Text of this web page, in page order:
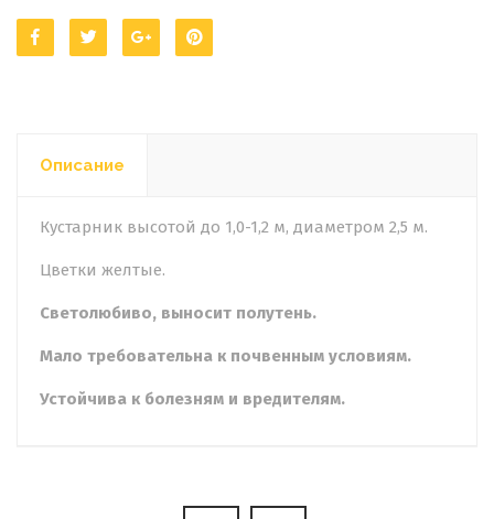
Описание
Кустарник высотой до 1,0-1,2 м, диаметром 2,5 м.
Цветки желтые.
Светолюбиво, выносит полутень.
Мало требовательна к почвенным условиям.
Устойчива к болезням и вредителям.